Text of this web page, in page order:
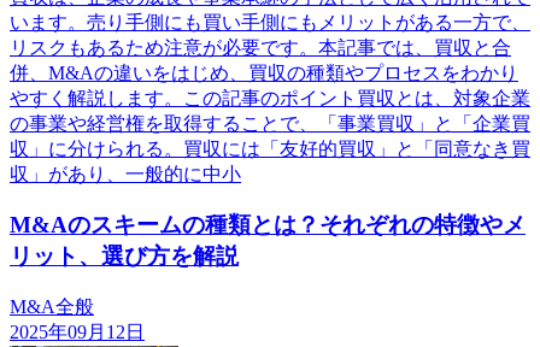
います。売り手側にも買い手側にもメリットがある一方で、
リスクもあるため注意が必要です。本記事では、買収と合
併、M&Aの違いをはじめ、買収の種類やプロセスをわかり
やすく解説します。この記事のポイント買収とは、対象企業
の事業や経営権を取得することで、「事業買収」と「企業買
収」に分けられる。買収には「友好的買収」と「同意なき買
収」があり、一般的に中小
M&Aのスキームの種類とは？それぞれの特徴やメ
リット、選び方を解説
M&A全般
2025年09月12日